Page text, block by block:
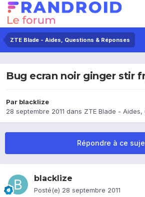
ZTE Blade - Aides, Questions & Réponses
Bug ecran noir ginger stir
Par blacklize
28 septembre 2011 dans ZTE Blade -
Répondre à ce
blacklize
Posté(e) 28 septembre 2011